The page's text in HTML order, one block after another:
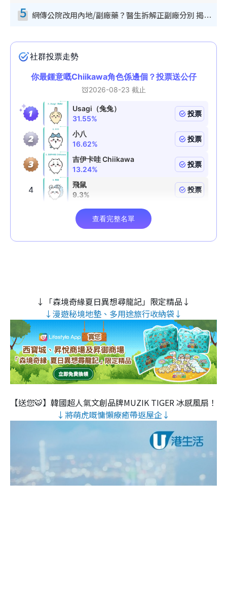
5 網傳公院改用內地/副廠藥？醫生拆解正副廠分別 揭4類人換藥隨時出事
↓「森境奇緣夏日異想尋龍記」限定精品↓
↓漫遊秘境地墊、多用途旅行收納袋↓
【送您🐯】韓國超人氣文創品牌MUZIK TIGER 冰感風扇！
↓將萌虎嘅慵懶療癒帶返屋企↓